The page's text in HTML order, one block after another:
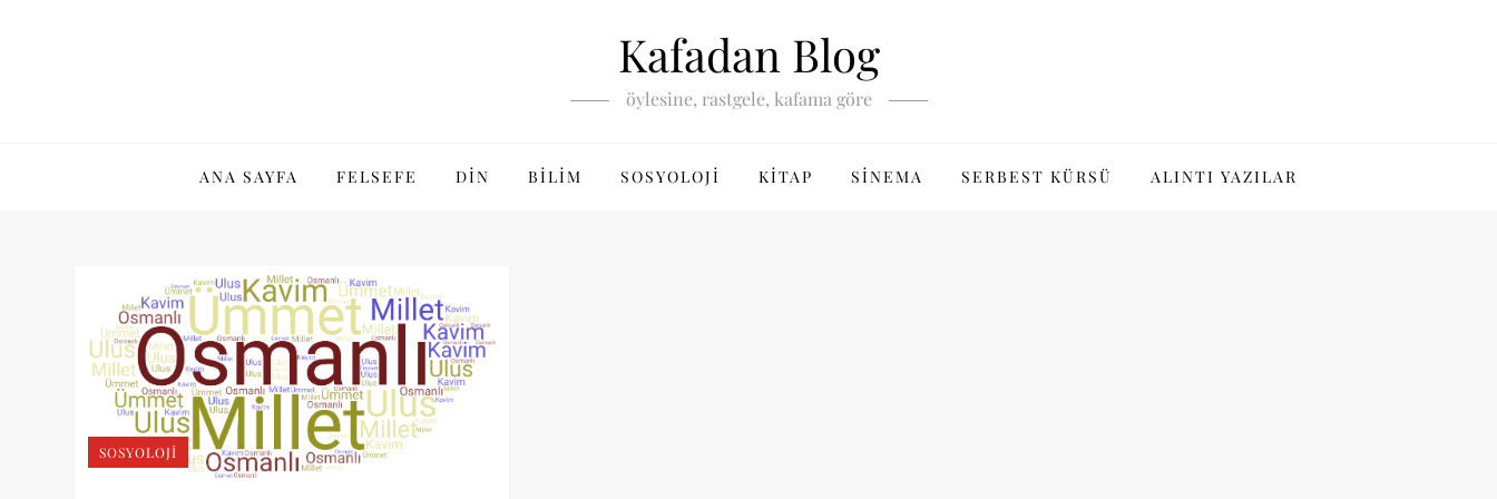
Kafadan Blog
öylesine, rastgele, kafama göre
ANA SAYFA FELSEFE DIN BILIM SOSYOLOJI KITAP SINEMA SERBEST KÜRSÜ ALINTI YAZILAR
SOSYOLOJI